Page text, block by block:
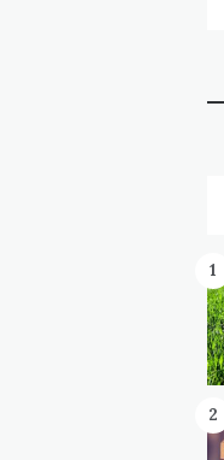
1
2